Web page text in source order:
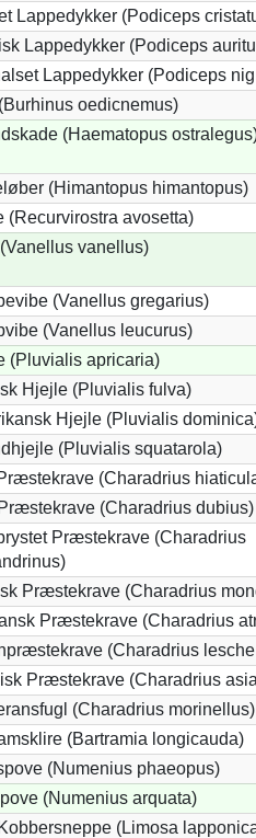
Lappedykker (Podiceps
Lappedykker (Podiceps
Lappedykker (Podiceps
oedicnemus)
(Haematopus
(Himantopus himantopus)
(Recurvirostra avosetta)
vanellus)
(Vanellus gregarius)
(Vanellus leucurus)
(Pluvialis apricaria)
Hjejle (Pluvialis fulva)
Hjejle (Pluvialis
(Pluvialis squatarola)
(Charadrius
(Charadrius dubius)
Præstekrave (Charadrius
Præstekrave (Charadrius
Præstekrave (Charadrius
(Charadrius
Præstekrave (Charadrius
(Charadrius morinellus)
(Bartramia longicauda)
(Numenius phaeopus)
(Numenius arquata)
(Limosa